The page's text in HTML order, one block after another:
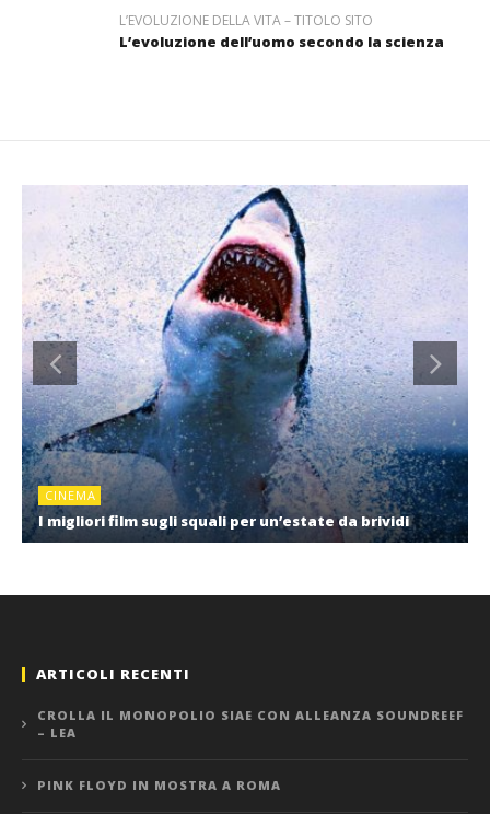
L’EVOLUZIONE DELLA VITA – TITOLO SITO
L’evoluzione dell’uomo secondo la scienza
CINEMA
I migliori film sugli squali per un’estate da brividi
ARTICOLI RECENTI
CROLLA IL MONOPOLIO SIAE CON ALLEANZA SOUNDREEF
– LEA
PINK FLOYD IN MOSTRA A ROMA